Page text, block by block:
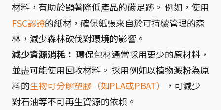
材料，有助於顯著降低產品的碳足跡。 例如，使用
FSC認證的紙材，確保紙張來自於可持續管理的森
林，減少森林砍伐對環境的影響。
減少資源消耗： 環保包材通常採用更少的原材料，
並盡可能使用回收材料。 採用例如以植物澱粉為原
料的生物可分解塑膠（如PLA或PBAT）
，可減少
對石油等不可再生資源的依賴。